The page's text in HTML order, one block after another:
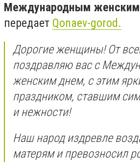
Международным
передает Qonaev-gorod.
Дорогие женщины! От
поздравляю вас с
женским днем, с этим
праздником, ставшим
и нежности!
Наш народ издревле
матерям и превозносил